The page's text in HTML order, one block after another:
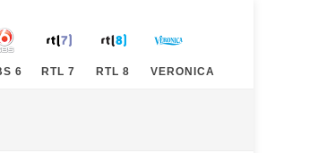
6 RTL 7 RTL 8 VERONICA